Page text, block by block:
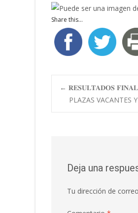
Share this...
← 𝐑𝐄𝐒𝐔𝐋𝐓𝐀𝐃𝐎𝐒
PLAZAS VACANTES
Deja una
Tu dirección de